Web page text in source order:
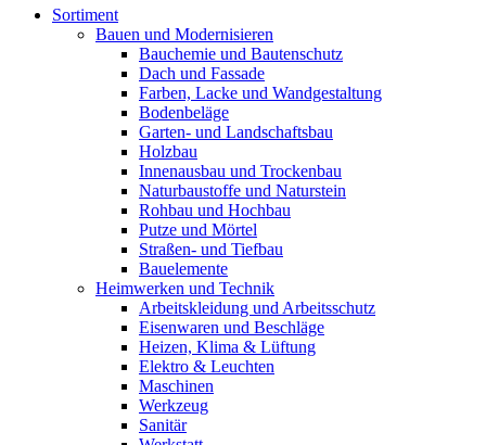
Sortiment
Bauen und Modernisieren
Bauchemie und Bautenschutz
Dach und Fassade
Farben, Lacke und Wandgestaltung
Bodenbeläge
Garten- und Landschaftsbau
Holzbau
Innenausbau und Trockenbau
Naturbaustoffe und Naturstein
Rohbau und Hochbau
Putze und Mörtel
Straßen- und Tiefbau
Bauelemente
Heimwerken und Technik
Arbeitskleidung und Arbeitsschutz
Eisenwaren und Beschläge
Heizen, Klima & Lüftung
Elektro & Leuchten
Maschinen
Werkzeug
Sanitär